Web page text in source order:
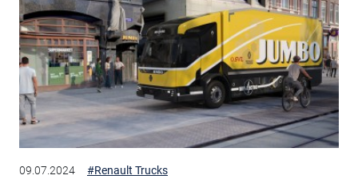
09.07.2024 #Renault Trucks